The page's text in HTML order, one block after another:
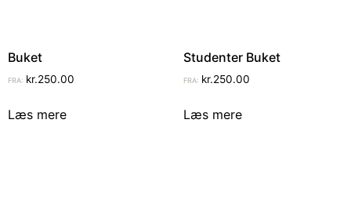
Buket
FRA: kr.250.00
Læs mere
Studenter Buket
FRA: kr.250.00
Læs mere